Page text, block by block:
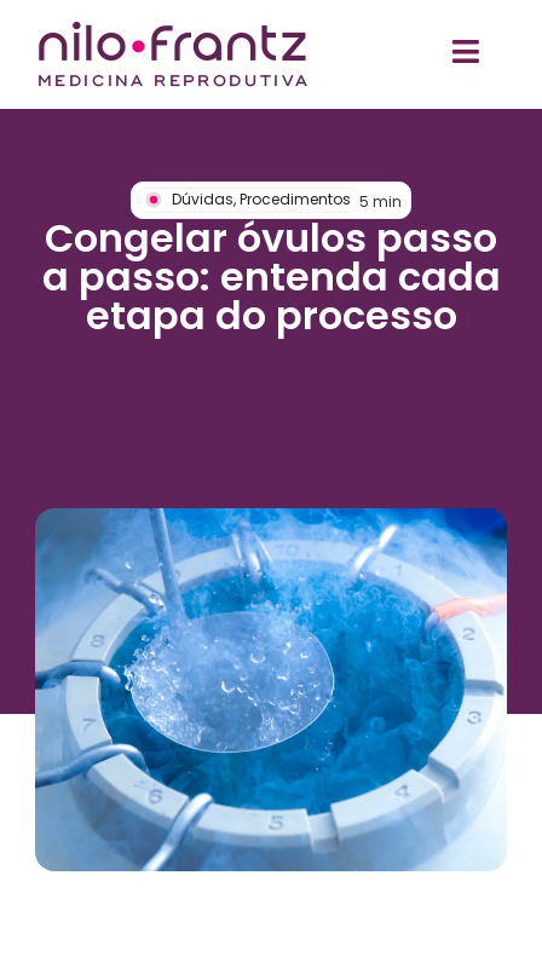
Dúvidas,Procedimentos 5 min
Congelar óvulos passo
a passo: entenda cada
etapa do processo